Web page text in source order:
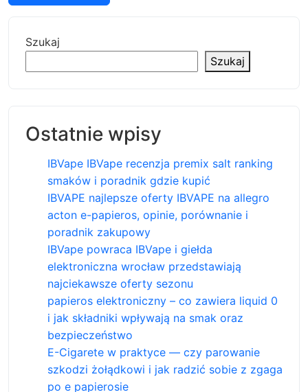
Szukaj
Szukaj
Ostatnie wpisy
IBVape IBVape recenzja premix salt ranking
smaków i poradnik gdzie kupić
IBVAPE najlepsze oferty IBVAPE na allegro
acton e-papieros, opinie, porównanie i
poradnik zakupowy
IBVape powraca IBVape i giełda
elektroniczna wrocław przedstawiają
najciekawsze oferty sezonu
papieros elektroniczny – co zawiera liquid 0
i jak składniki wpływają na smak oraz
bezpieczeństwo
E-Cigarete w praktyce — czy parowanie
szkodzi żołądkowi i jak radzić sobie z zgaga
po e papierosie